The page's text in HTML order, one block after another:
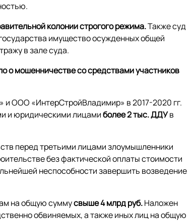
колонии строгого режима.Также суд
имущество осужденных общей
в зале суда.
о мошенничестве со средствами участников
ООО «ИнтерСтройВладимир» в 2017-2020 гг.
и юридическими лицамиболее 2 тыс. ДДУв
перед третьими лицами злоумышленники
без фактической оплаты стоимости
неспособности завершить возведение
на общую суммусвыше 4 млрд руб.Наложен
обвиняемых, а также иных лиц на общую